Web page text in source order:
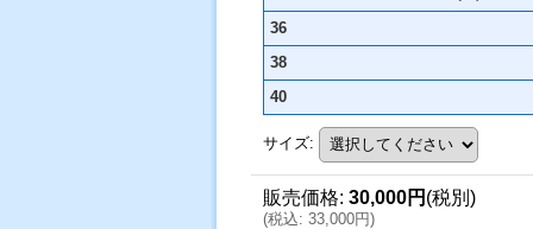
36
38
40
サイズ:
販売価格: 30,000円 (税別)
(税込: 33,000円)